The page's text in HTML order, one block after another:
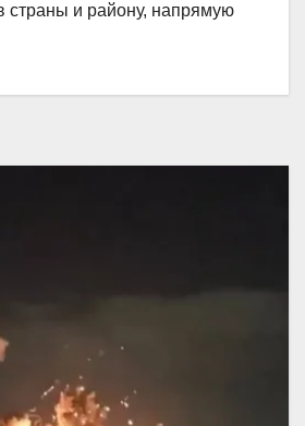
страны и району, напрямую